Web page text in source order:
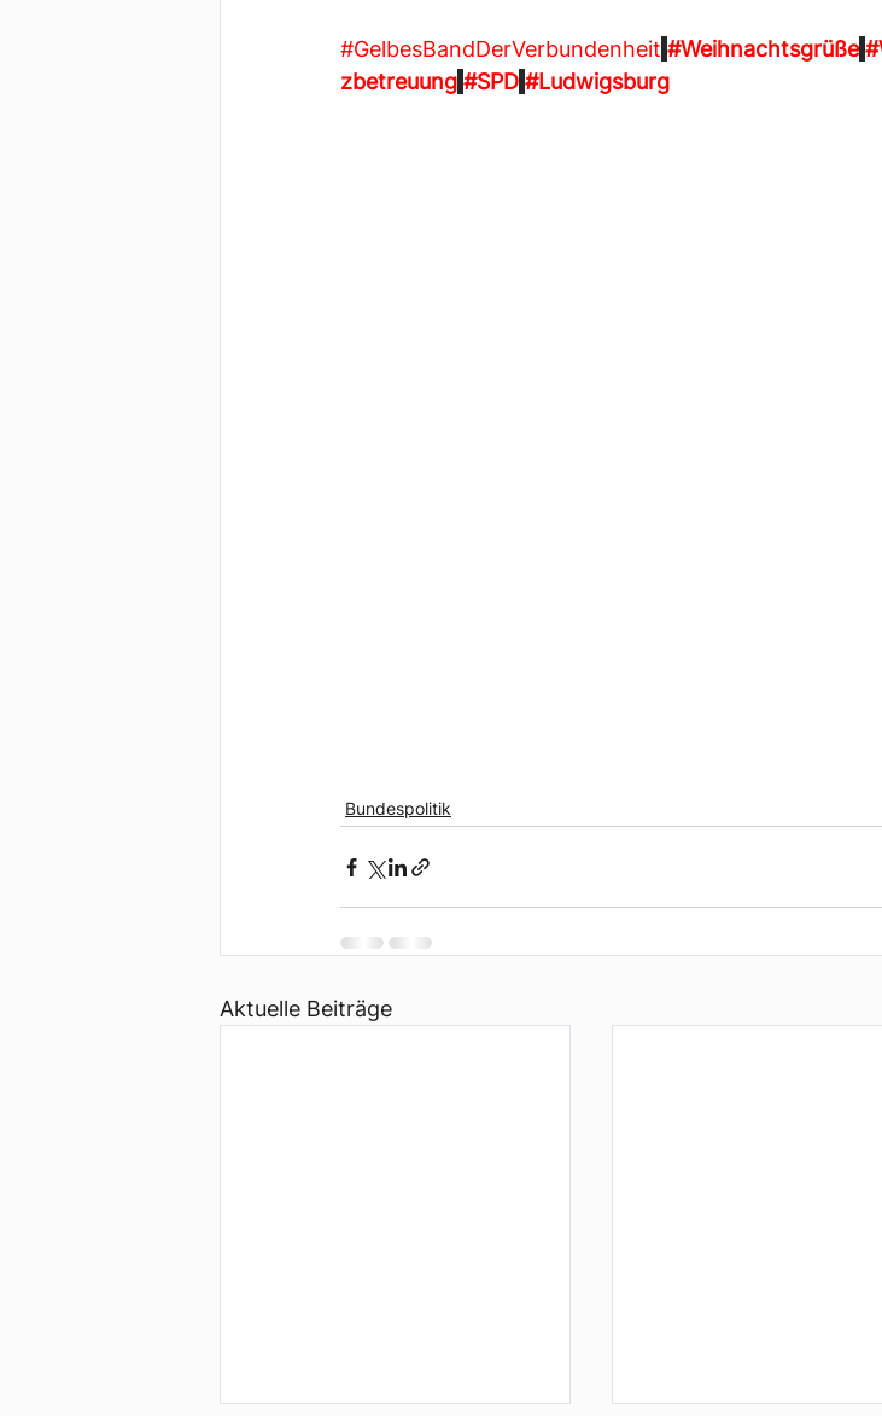
#GelbesBandDerVerbundenheit #Weihnachtsgrüße
zbetreuung #SPD #Ludwigsburg
Bundespolitik
Aktuelle Beiträge